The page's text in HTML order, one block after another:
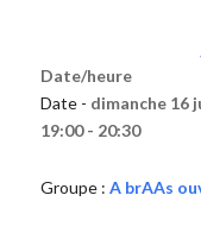
Date/heure
Date - dimanche 16
19:00 - 20:30
Groupe : A brAAs